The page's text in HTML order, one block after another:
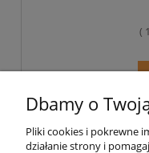
(
Dbamy o
Pliki cookies i pokrewne
działanie strony i